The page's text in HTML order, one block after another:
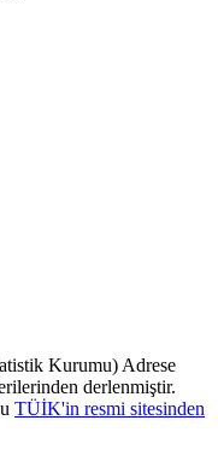
Kurumu) Adrese
derlenmiştir.
TÜİK'in resmi sitesinden